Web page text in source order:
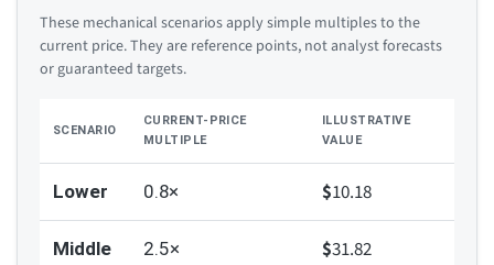
These mechanical scenarios apply simple multiples to the
current price. They are reference points, not analyst forecasts
or guaranteed targets.
SCENARIO
CURRENT-PRICE
MULTIPLE
ILLUSTRATIVE
VALUE
Lower 0.8× $10.18
Middle 2.5× $31.82